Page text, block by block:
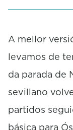
1
c
n
s
A mellor
levamos de
da parada de
sevillano
partidos
básica para